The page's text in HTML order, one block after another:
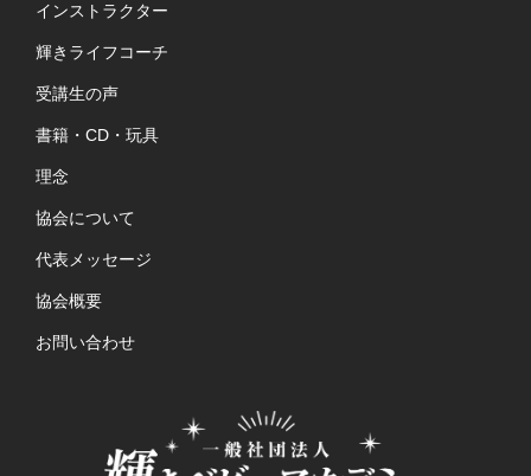
インストラクター
輝きライフコーチ
受講生の声
書籍・CD・玩具
理念
協会について
代表メッセージ
協会概要
お問い合わせ